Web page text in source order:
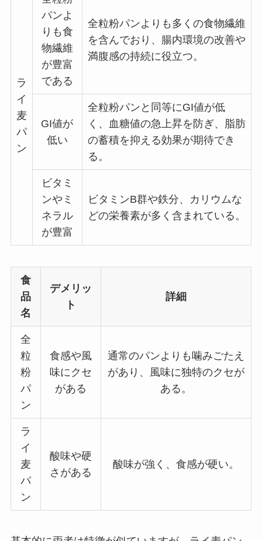
ラ
イ
麦
パ
ン
パンよ
りも食
物繊維
が豊富
である
全粒粉パンよりも多くの食物繊維
を含んでおり、腸内環境の改善や
満腹感の持続に役立つ。
GI値が
低い
全粒粉パンと同等にGI値が低
く、血糖値の急上昇を防ぎ、脂肪
の蓄積を抑える効果が期待でき
る。
ビタミ
ンやミ
ネラル
が豊富
ビタミンB群や鉄分、カリウムな
どの栄養素が多く含まれている。
食
品
名
デメリッ
ト
詳細
全
粒
粉
パ
ン
食感や風
味にクセ
がある
通常のパンよりも噛みごたえ
があり、風味に独特のクセが
ある。​
ラ
イ
麦
パ
ン
酸味や硬
さがある
酸味が強く、食感が硬い。​